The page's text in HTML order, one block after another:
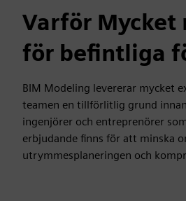
Varför Mycket
för befintliga
BIM Modeling levererar mycket
teamen en tillförlitlig grund
ingenjörer och entreprenörer
erbjudande finns för att minska
utrymmesplaneringen och